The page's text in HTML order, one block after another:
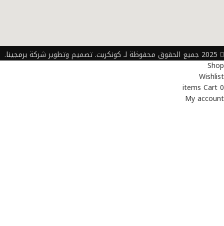
برمجينا.
Shop
Wishlist
0
items Cart
My account